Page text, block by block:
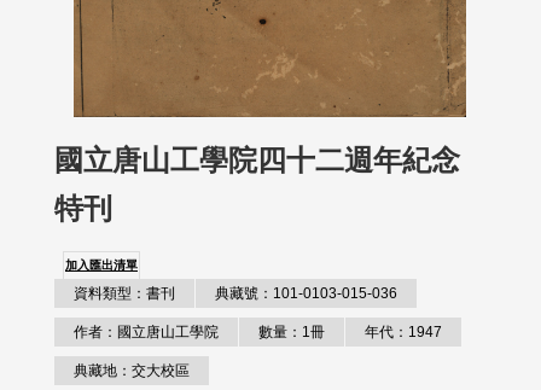
國立唐山工學院四十二週年紀念
特刊
加入匯出清單
資料類型：書刊 典藏號：101-0103-015-036
作者：國立唐山工學院 數量：1冊 年代：1947
典藏地：交大校區